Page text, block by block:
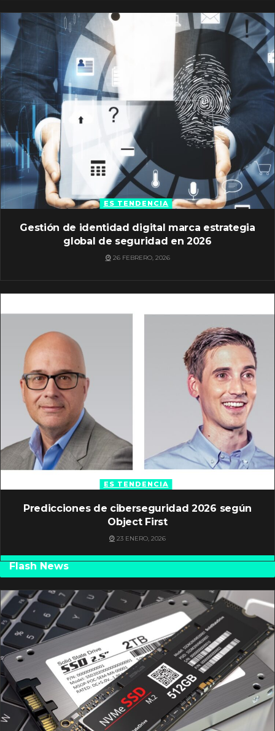
ES TENDENCIA
Gestión de identidad digital marca estrategia
global de seguridad en 2026
26 FEBRERO, 2026
ES TENDENCIA
Predicciones de ciberseguridad 2026 según
Object First
23 ENERO, 2026
Flash News